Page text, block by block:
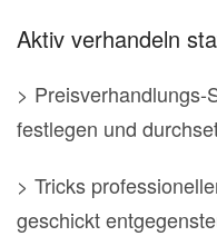
Aktiv verhandeln
>
festlegen und
> Tricks
geschickt